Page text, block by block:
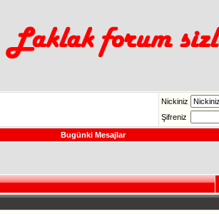
Nickiniz
Şifreniz
Bugünki Mesajlar